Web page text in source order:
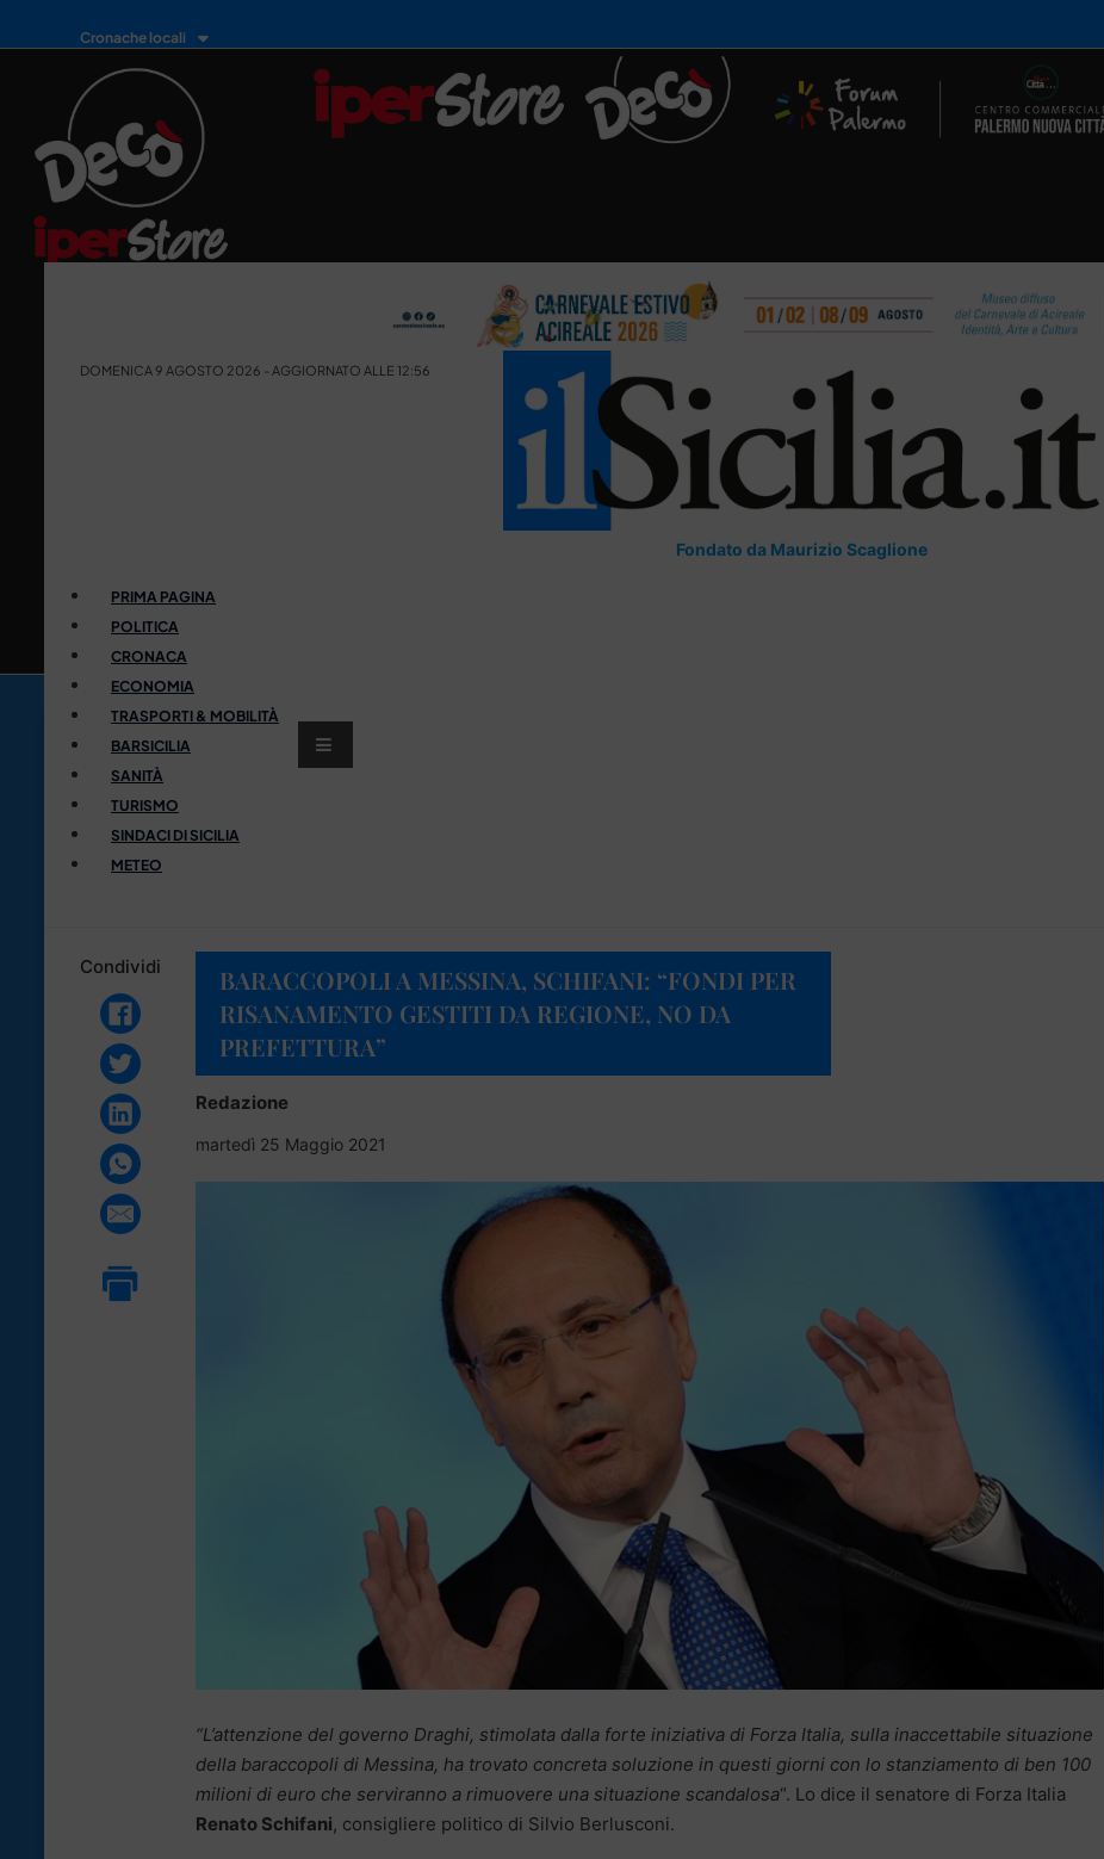
Cronache locali
DOMENICA 9 AGOSTO 2026 - AGGIORNATO ALLE 12:56
Fondato da Maurizio Scaglione
PRIMA PAGINA
POLITICA
CRONACA
ECONOMIA
TRASPORTI & MOBILITÀ
BARSICILIA
SANITÀ
TURISMO
SINDACI DI SICILIA
METEO
Condividi
BARACCOPOLI A MESSINA, SCHIFANI: “FONDI PER
RISANAMENTO GESTITI DA REGIONE, NO DA
PREFETTURA”
Redazione
martedì 25 Maggio 2021
“L’attenzione del governo Draghi, stimolata dalla forte iniziativa di Forza Italia, sulla inaccettabile situazione
della baraccopoli di Messina, ha trovato concreta soluzione in questi giorni con lo stanziamento di ben 100
milioni di euro che serviranno a rimuovere una situazione scandalosa“. Lo dice il senatore di Forza Italia
Renato Schifani, consigliere politico di Silvio Berlusconi.